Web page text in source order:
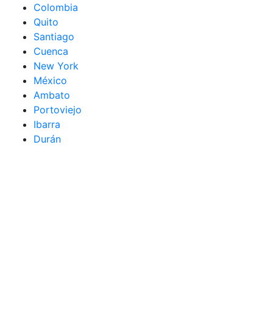
Colombia
Quito
Santiago
Cuenca
New York
México
Ambato
Portoviejo
Ibarra
Durán